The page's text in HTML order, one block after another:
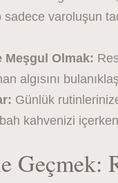
sadece varoluşun
Meşgul Olmak:
algısını
Günlük
kahvenizi
Geçmek: